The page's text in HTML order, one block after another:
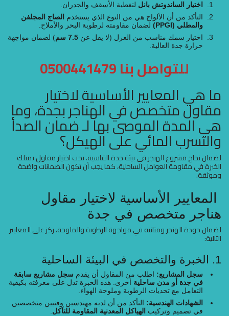
اختيار الساندوتش بانللتغطية الأسقف والجدران.
التأكد من أن الألواح هي من النوع الذي يستخدمالصاج المجلفن
والمطلي (PPGI)
لضمان مقاومته لرطوبة البحر والأملاح.
اختيار سمك مناسب من العزل (لا يقل عن7.5 سم
) لضمان مواجهة
حرارة جدة العالية.
للتواصل بنا0500441479
ما هي المعايير الأساسية لاختيار
مقاول متخصص في الهناجر بجدة، وما
هي المدة الموصى بها لـ ضمان الصدأ
والتسرب المائي على الهيكل؟
لضمان نجاح مشروع الهنجر في بيئة جدة القاسية. يجب اختيار مقاول يمتلك
الخبرة في مقاومة العوامل الساحلية، كما يجب أن تكون الضمانات واضحة
وموثقة.
المعايير الأساسية لاختيار مقاول
هناجر متخصص في جدة
لضمان جودة الهنجر ومتانته في مواجهة الرطوبة والملوحة، ركز على المعايير
التالية:
سجل المشاريع:اطلب من المقاول أن يقدمسجل مشاريع سابقة
في جدة أو مدن ساحليةأخرى. هذه الخبرة تدل على معرفته بكيفية
التعامل مع تحديات الرطوبة وملوحة الهواء.
الشهادات الهندسية:التأكد من أن لديه مهندسين وفنيين متخصصين
في تصميم وتركيبالهياكل المعدنية المقاومة للتآكل.